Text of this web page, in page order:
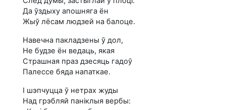
Да ўздыху апошняга ён
Жыў лёсам людзей на балоце.
Навечна пакладзены ў дол,
He будзе ён ведаць, якая
Страшная праз дзесяць гадоў
Палессе бяда напаткае.
I шэпчуцца ў нетрах жуды
Над грэбляй паніклыя вербы: